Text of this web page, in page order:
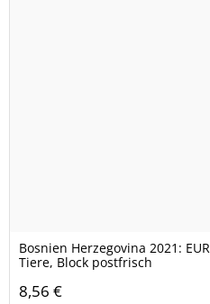
Bosnien Herzegovina 2021:
Tiere, Block postfrisch
8,56 €